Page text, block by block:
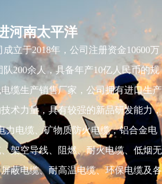
河南太平洋
立于2018年，公司注册资金10600万
队200余人，具备年产10亿人民币的规
缆生产销售厂家，公司拥有进口生产
术力量，具有较强的新品研发能力，
力电缆、矿物质防火电缆，铝合金电
架空导线、阻燃、耐火电缆、低烟无
蔽电缆、耐高温电缆、环保电缆及各